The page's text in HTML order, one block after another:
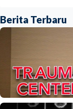
Berita Terbaru